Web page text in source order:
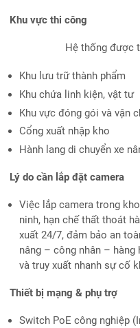
Khu vực thi công
Hệ thống được
Khu lưu trữ thành phẩm
Khu chứa linh kiện, vật tư
Khu vực đóng gói và vận
Cổng xuất nhập kho
Hành lang di chuyển xe
Lý do cần lắp đặt camera
Việc lắp camera trong
ninh, hạn chế thất thoát
xuất 24/7, đảm bảo an
nâng – công nhân –
và truy xuất nhanh sự cố
Thiết bị mạng & phụ trợ
Switch PoE công nghiệp